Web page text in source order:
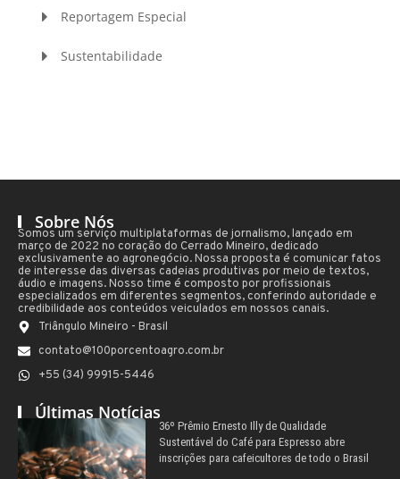
Reportagem Especial
Sustentabilidade
Sobre Nós
Somos um serviço multiplataformas de jornalismo, lançado em
março de 2022 no coração do Cerrado Mineiro, dedicado
exclusivamente ao agronegócio. Nossa proposta é comunicar fatos
de interesse das diversas cadeias produtivas por meio de textos,
áudio e imagens. Nosso time é composto por profissionais
especializados em diferentes segmentos, conferindo autoridade e
credibilidade aos conteúdos veiculados em nossos canais.
Triângulo Mineiro - Brasil
contato@100porcentoagro.com.br
+55 (34) 99915-5446
Últimas Notícias
36º Prêmio Ernesto Illy de Qualidade
Sustentável do Café para Espresso abre
inscrições para cafeicultores de todo o Brasil